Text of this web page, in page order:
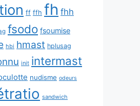
ff ffh fh fhh
fsodo fsoumise
hbi hmast hplusag
init intermast
nudisme odeurs
sandwich